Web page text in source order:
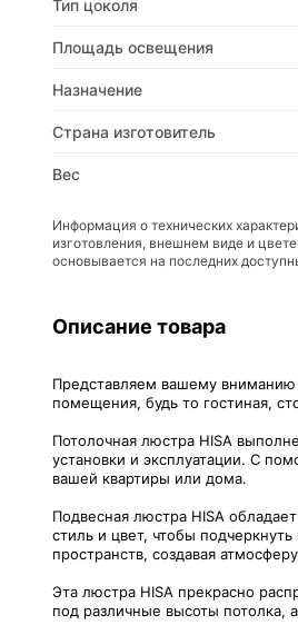
Тип цоколя
Площадь освещения
Назначение
Страна изготовитель
Вес
Информация о технических
изготовления, внешнем виде и
основывается на последних
Описание товара
Представляем вашему вниманию
помещения, будь то гостиная,
Потолочная люстра HISA
установки и эксплуатации. С
вашей квартиры или дома.
Подвесная люстра HISA
стиль и цвет, чтобы
пространств, создавая
Эта люстра HISA прекрасно
под различные высоты потолка,